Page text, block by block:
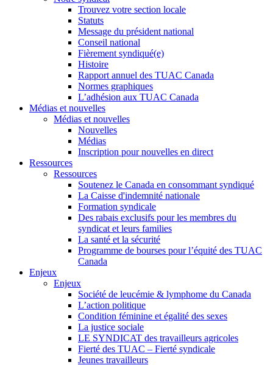
Trouvez votre section locale
Statuts
Message du président national
Conseil national
Fièrement syndiqué(e)
Histoire
Rapport annuel des TUAC Canada
Normes graphiques
L’adhésion aux TUAC Canada
Médias et nouvelles
Médias et nouvelles
Nouvelles
Médias
Inscription pour nouvelles en direct
Ressources
Ressources
Soutenez le Canada en consommant syndiqué
La Caisse d'indemnité nationale
Formation syndicale
Des rabais exclusifs pour les membres du
syndicat et leurs families
La santé et la sécurité
Programme de bourses pour l’équité des TUAC
Canada
Enjeux
Enjeux
Société de leucémie & lymphome du Canada
L’action politique
Condition féminine et égalité des sexes
La justice sociale
LE SYNDICAT des travailleurs agricoles
Fierté des TUAC – Fierté syndicale
Jeunes travailleurs